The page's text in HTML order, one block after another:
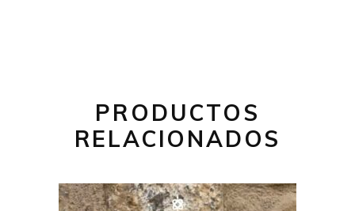
PRODUCTOS
RELACIONADOS